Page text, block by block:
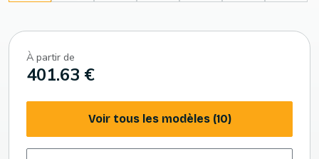
À partir de
401.63 €
Voir tous les modèles (10)